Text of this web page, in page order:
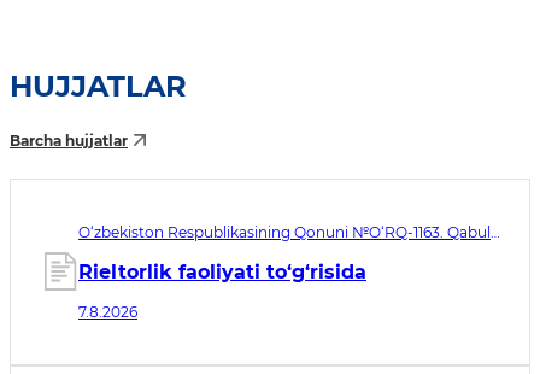
HUJJATLAR
Barcha hujjatlar
O‘zbekiston Respublikasining Qonuni №O‘RQ-1163. Qabul
Rieltorlik faoliyati to‘g‘risida
7.8.2026